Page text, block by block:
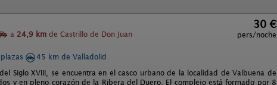
a 24,9 km de Castrillo de Don Juan
30 €
pers/noche
45 km de Valladolid
Siglo XVIII, se encuentra en el casco urbano de la localidad de Valbuena de
y en pleno corazón de la Ribera del Duero. El complejo está formado por 8